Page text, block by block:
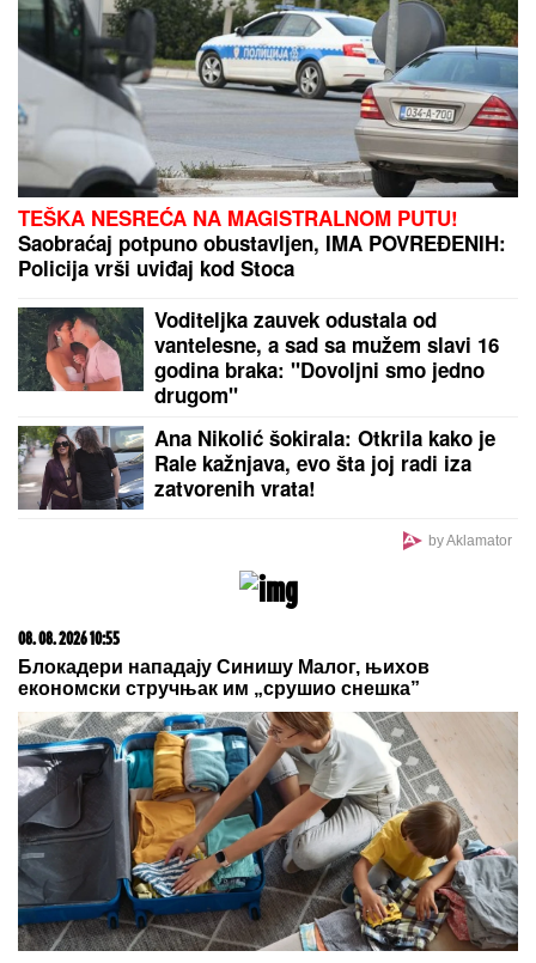
DETONACIJA NA MALOM
KALEMEGDANU!"Delije" u transu -
Zvezda dovela igrača Real Madrida!
"ODUSTALI SMO OD VANTELESNE NAKON
NEUSPEŠNIH POKUŠAJA"Voditeljka sa mužem
slavi 16 godina braka: "Dovoljni smo jedno drugom"
Ceca o tome ne želi da govori:
Ovako je Anastasija prekinula
porodičnu tradiciju dugu 30 godina,
donela je odluku i stavila tačku!
nepriznatog sina Asmina Durdžića, a
sada je otkriven njegov identitet i
zapravo je reč o poznatoj osobi!